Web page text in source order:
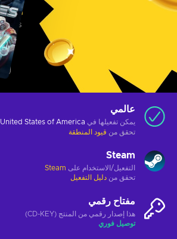
عالمي
يمكن تفعيلها في United States of America
تحقق من قيود المنطقة
Steam
التفعيل/الاستخدام على Steam
تحقق من دليل التفعيل
مفتاح رقمي
هذا إصدار رقمي من المنتج (CD-KEY)
توصيل فوري